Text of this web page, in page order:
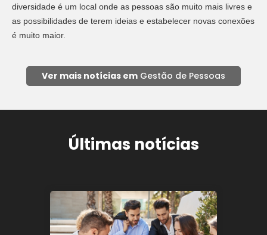
diversidade é um local onde as pessoas são muito mais livres e
as possibilidades de terem ideias e estabelecer novas conexões
é muito maior.
Ver mais notícias em Gestão de Pessoas
Últimas notícias